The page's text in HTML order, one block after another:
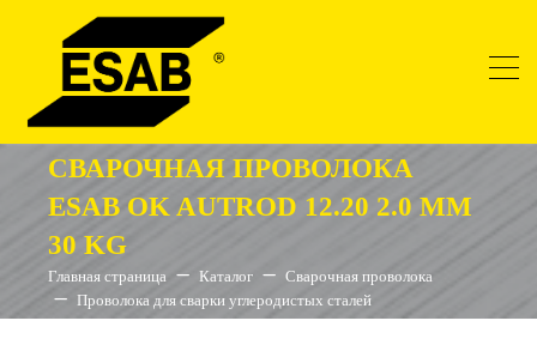
СВАРОЧНАЯ ПРОВОЛОКА
ESAB OK AUTROD 12.20 2.0 ММ
30 KG
Главная страница Каталог
Сварочная проволока
Проволока для сварки углеродистых сталей